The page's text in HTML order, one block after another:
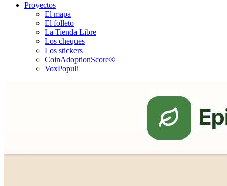
Proyectos
El mapa
El folleto
La Tienda Libre
Los cheques
Los stickers
CoinAdoptionScore®
VoxPopuli